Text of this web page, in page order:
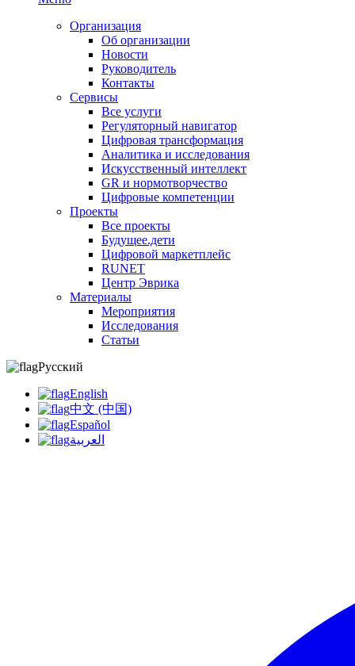
Организация
Об организации
Новости
Руководитель
Контакты
Сервисы
Все услуги
Регуляторный навигатор
Цифровая трансформация
Аналитика и исследования
Искусственный интеллект
GR и нормотворчество
Цифровые компетенции
Проекты
Все проекты
Будущее.дети
Цифровой маркетплейс
RUNET
Центр Эврика
Материалы
Мероприятия
Исследования
Статьи
Русский
English
中文 (中国)
Español
العربية